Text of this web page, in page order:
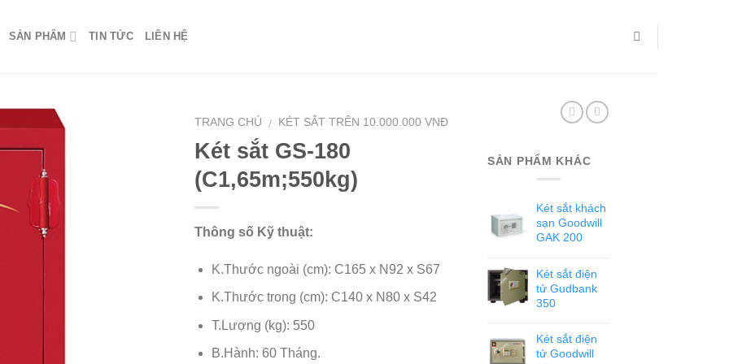
SẢN PHẨM TIN TỨC LIÊN HỆ
TRANG CHỦ / KÉT SẮT TRÊN 10.000.000 VNĐ
Két sắt GS-180
(C1,65m;550kg)
Thông số Kỹ thuật:
K.Thước ngoài (cm): C165 x N92 x S67
K.Thước trong (cm): C140 x N80 x S42
T.Lượng (kg): 550
B.Hành: 60 Tháng.
SẢN PHẨM KHÁC
Két sắt khách
sạn Goodwill
GAK 200
Két sắt điện
tử Gudbank
350
Két sắt điện
tử Goodwill